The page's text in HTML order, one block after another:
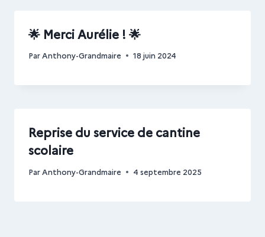
🌟 Merci Aurélie ! 🌟
ParAnthony-Grandmaire 18 juin 2024
Reprise du service de cantine
scolaire
ParAnthony-Grandmaire 4 septembre 2025